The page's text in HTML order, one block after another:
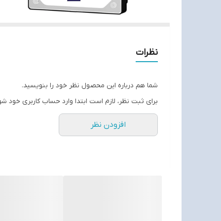
نظرات
شما هم درباره این محصول نظر خود را بنویسید.
برای ثبت نظر، لازم است ابتدا وارد حساب کاربری خود
افزودن نظر